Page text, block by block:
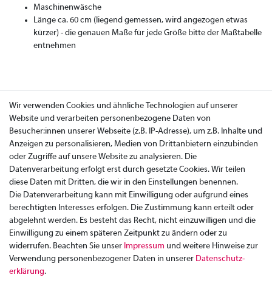
Maschinenwäsche
Länge ca. 60 cm (liegend gemessen, wird angezogen etwas
kürzer) - die genauen Maße für jede Größe bitte der Maßtabelle
entnehmen
Zahlung
Wir verwenden Cookies und ähnliche Technologien auf unserer
Website und verarbeiten personenbezogene Daten von
Besucher:innen unserer Webseite (z.B. IP-Adresse), um z.B. Inhalte und
Anzeigen zu personalisieren, Medien von Drittanbietern einzubinden
oder Zugriffe auf unsere Website zu analysieren. Die
Datenverarbeitung erfolgt erst durch gesetzte Cookies. Wir teilen
diese Daten mit Dritten, die wir in den Einstellungen benennen.
Die Datenverarbeitung kann mit Einwilligung oder aufgrund eines
berechtigten Interesses erfolgen. Die Zustimmung kann erteilt oder
abgelehnt werden. Es besteht das Recht, nicht einzuwilligen und die
Einwilligung zu einem späteren Zeitpunkt zu ändern oder zu
widerrufen. Beachten Sie unser Impressum und weitere Hinweise zur
Verwendung personenbezogener Daten in unserer Daten­schutz­
erklärung.